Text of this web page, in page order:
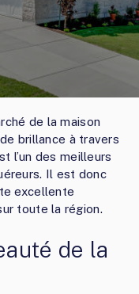
de la maison
brillance à travers
l’un des meilleurs
Il est donc
excellente
toute la région.
de la